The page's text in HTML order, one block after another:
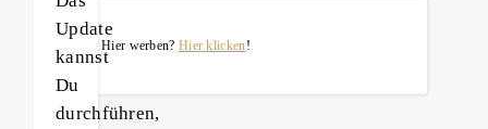
Update
kannst
Du
durchführen,
Hier werben? Hier klicken!